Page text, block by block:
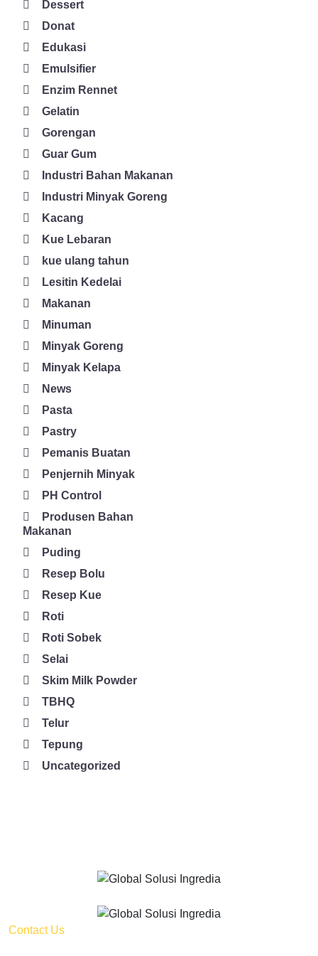
cokelat. Cara tersebut dapat dilakukan apabila cokelat dengan
warna tertentu yang anda inginkan tidak anda temukan di
pasaran. Namun apabila anda bisa menemukan warna cokelat
Hot Chocolate Proses membuat hot chocolate adalah dengan
melumerkan cokelat blok terlebih dahulu. Setelah itu, dinginkan
pada cetakan. Baru kemudian siapkan susu cair yang panas dan
Sehat Hot chocolate siap dinikmati dengan kudapan di sore hari
yang dingin. Jika tidak suka dengan suhu minuman yang panas,
bisa juga ditambahkan dengan es batu. Untuk mendapatkan
satu cara yang dapat anda lakukan yakni dengan mengunjungi
website PT Global Solusi Ingredia (GSI). Sebab, di dalam
website tersebut anda bisa menemukan cokelat dengan kualitas
terbaik. GSI memang telah dipercaya sebagai penyedia bahan
anda juga bisa menemukan berbagai produk kebutuhan pangan
dan produk kue lainnya di sini. Demikianlah ulasan mengenai
cara mengolah cokelat blok, semoga bermanfaat!
Dessert
Donat
Edukasi
Emulsifier
Enzim Rennet
Gelatin
Gorengan
Guar Gum
Industri Bahan Makanan
Industri Minyak Goreng
Kacang
Kue Lebaran
kue ulang tahun
Lesitin Kedelai
Makanan
Minuman
Minyak Goreng
Minyak Kelapa
News
Pasta
Pastry
Pemanis Buatan
Penjernih Minyak
PH Control
Produsen Bahan
Makanan
Puding
Resep Bolu
Resep Kue
Roti
Roti Sobek
Selai
Skim Milk Powder
TBHQ
Telur
Tepung
Uncategorized
Contact Us